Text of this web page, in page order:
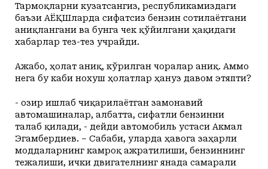
Тармоқларни кузатсангиз, республикамиздаги
баъзи АЁҚШларда сифатсиз бензин сотилаётгани
аниқлангани ва бунга чек қўйилгани ҳақидаги
хабарлар тез-тез учрайди.
Ажабо, ҳолат аниқ, кўрилган чоралар аниқ. Аммо
нега бу каби нохуш ҳолатлар ҳануз давом этяпти?
- Ҳозир ишлаб чиқарилаётган замонавий
автомашиналар, албатта, сифатли бензинни
талаб қилади, - дейди автомобиль устаси Акмал
Эгамбердиев. – Сабаби, уларда ҳавога заҳарли
моддаларнинг камроқ ажратилиши, бензиннинг
тежалиши, ички двигателнинг янада самарали